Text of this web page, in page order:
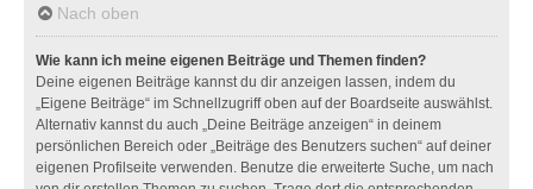
Nach oben
Wie kann ich meine eigenen Beiträge und Themen finden?
Deine eigenen Beiträge kannst du dir anzeigen lassen, indem du
„Eigene Beiträge“ im Schnellzugriff oben auf der Boardseite auswählst.
Alternativ kannst du auch „Deine Beiträge anzeigen“ in deinem
persönlichen Bereich oder „Beiträge des Benutzers suchen“ auf deiner
eigenen Profilseite verwenden. Benutze die erweiterte Suche, um nach